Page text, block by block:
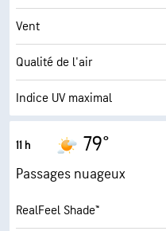
AccuLumen Brightness Index™
Couverture nuageuse
Visibilité
Vent
Qualité de l'air
Indice UV maximal
Humidité
Point de rosée
11 h 79°
Passages nuageux
RealFeel Shade™